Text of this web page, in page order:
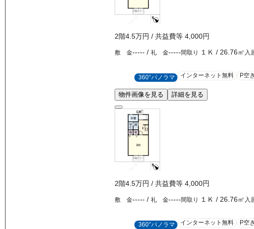
2階4.5万円 / 共益費等 4,000円
敷 金----- / 礼 金-----間取り １Ｋ / 26.76㎡ 入
360°パノラマ インターネット無料 P空
物件画像を見る 詳細を見る
2階4.5万円 / 共益費等 4,000円
敷 金----- / 礼 金-----間取り １Ｋ / 26.76㎡ 入
360°パノラマ インターネット無料 P空